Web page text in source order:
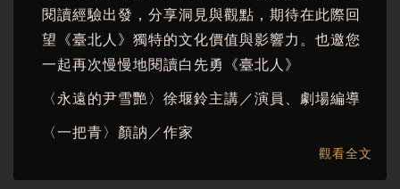
閱讀經驗出發，分享洞見與觀點，期待在此際回
望《臺北人》獨特的文化價值與影響力。也邀您
一起再次慢慢地閱讀白先勇《臺北人》
〈永遠的尹雪艷〉徐堰鈴主講／演員、劇場編導
〈一把青〉顏訥／作家
觀看全文